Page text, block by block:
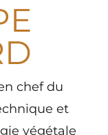
chef du
et
végétale